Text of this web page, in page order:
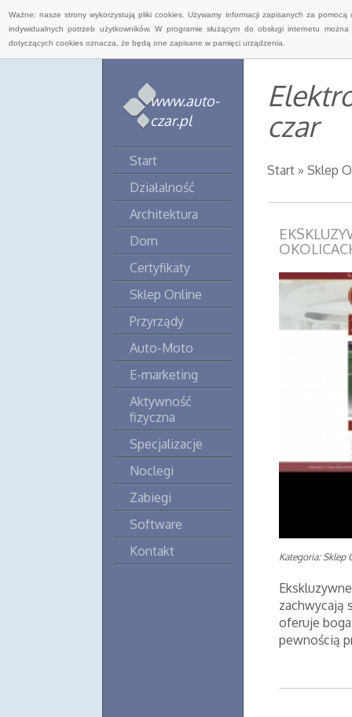
Ważne: nasze strony wykorzystują pliki cookies. Używamy informacji zapisanych za
indywidualnych potrzeb użytkowników. W programie służącym do obsługi internetu
dotyczących cookies oznacza, że będą one zapisane w pamięci urządzenia.
www.auto-
czar.pl
Start
Działalność
Architektura
Dom
Certyfikaty
Sklep Online
Przyrządy
Auto-Moto
E-marketing
Aktywność
fizyczna
Specjalizacje
Noclegi
Zabiegi
Software
Kontakt
czar
Start » Sklep
Kategoria: Sklep
zachwycają
oferuje
pewnością